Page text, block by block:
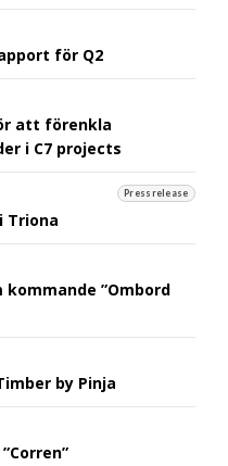
för Q2
att förenkla
i C7 projects
Pressrelease
Triona
kommande ”Ombord
by Pinja